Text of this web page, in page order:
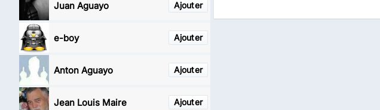
Ajouter
Juan Aguayo
Ajouter
e-boy
Ajouter
Anton Aguayo
Ajouter
Jean Louis Maire